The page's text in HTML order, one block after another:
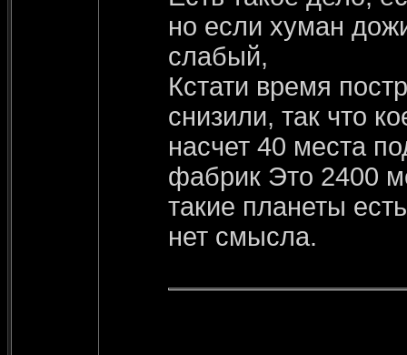
но если хуман
слабый,
Кстати время
снизили, так что
насчет 40 места
фабрик Это 2400
такие планеты
нет смысла.